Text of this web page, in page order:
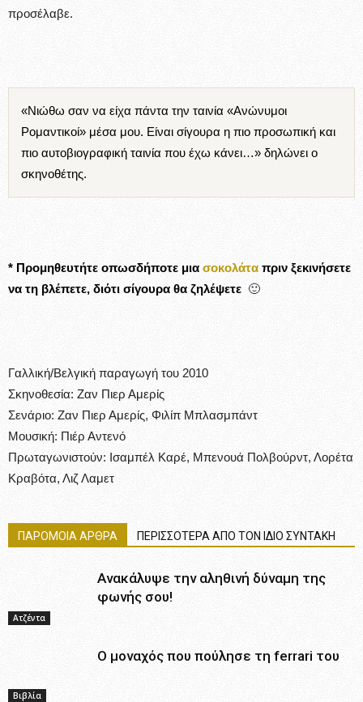
προσέλαβε.
«Νιώθω σαν να είχα πάντα την ταινία «Ανώνυμοι
Ρομαντικοί» μέσα μου. Είναι σίγουρα η πιο προσωπική και
πιο αυτοβιογραφική ταινία που έχω κάνει…» δηλώνει ο
σκηνοθέτης.
* Προμηθευτήτε οπωσδήποτε μια σοκολάτα πριν ξεκινήσετε
να τη βλέπετε, διότι σίγουρα θα ζηλέψετε 🙂
Γαλλική/Βελγική παραγωγή του 2010
Σκηνοθεσία: Ζαν Πιερ Αμερίς
Σενάριο: Ζαν Πιερ Αμερίς, Φιλίπ Μπλασμπάντ
Μουσική: Πιέρ Αντενό
Πρωταγωνιστούν: Ισαμπέλ Καρέ, Μπενουά Πολβούρντ, Λορέτα
Κραβότα, Λιζ Λαμετ
ΠΑΡΟΜΟΙΑ ΑΡΘΡΑ ΠΕΡΙΣΣΟΤΕΡΑ ΑΠΟ ΤΟΝ ΙΔΙΟ ΣΥΝΤΑΚΗ
Ατζέντα
Ανακάλυψε την αληθινή δύναμη της
φωνής σου!
Βιβλία
Ο μοναχός που πούλησε τη ferrari του